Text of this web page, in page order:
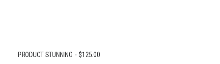
PRODUCT STUNNING $125.00